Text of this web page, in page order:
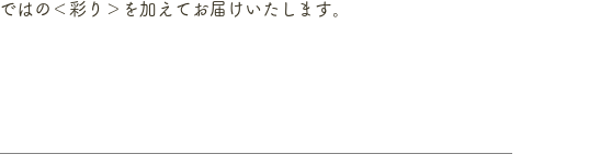
ではの＜彩り＞を加えてお届けいたします。